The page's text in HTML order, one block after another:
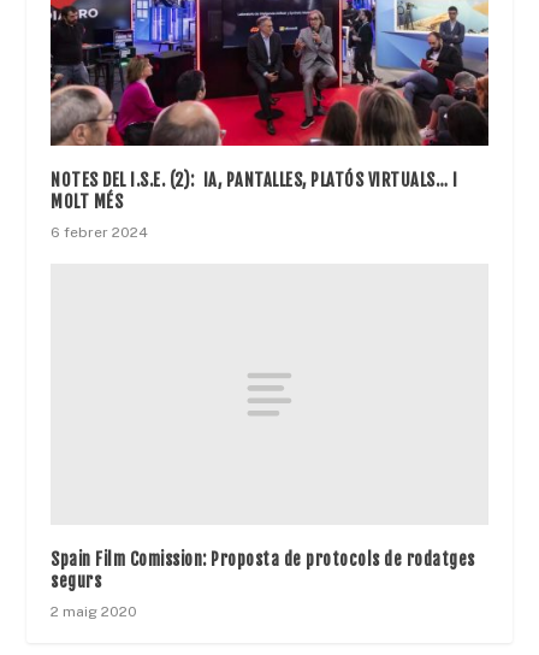
NOTES DEL I.S.E. (2): IA, PANTALLES, PLATÓS VIRTUALS… I
MOLT MÉS
6 febrer 2024
Spain Film Comission: Proposta de protocols de rodatges
segurs
2 maig 2020